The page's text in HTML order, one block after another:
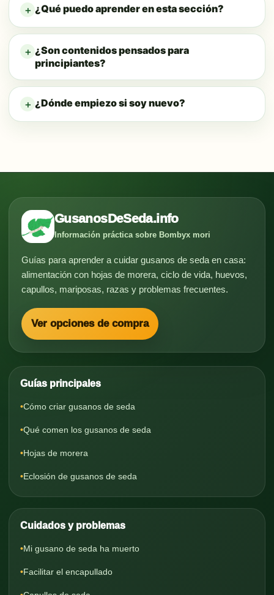
¿Qué puedo aprender en esta sección?
¿Son contenidos pensados para
principiantes?
¿Dónde empiezo si soy nuevo?
GusanosDeSeda.info
Información práctica sobre Bombyx mori
Guías para aprender a cuidar gusanos de seda en casa:
alimentación con hojas de morera, ciclo de vida, huevos,
capullos, mariposas, razas y problemas frecuentes.
Ver opciones de compra
Guías principales
Cómo criar gusanos de seda
Qué comen los gusanos de seda
Hojas de morera
Eclosión de gusanos de seda
Cuidados y problemas
Mi gusano de seda ha muerto
Facilitar el encapullado